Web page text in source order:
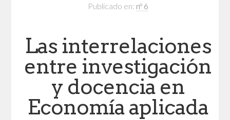
Publicado en: nº 6
Las interrelaciones
entre investigación
y docencia en
Economía aplicada